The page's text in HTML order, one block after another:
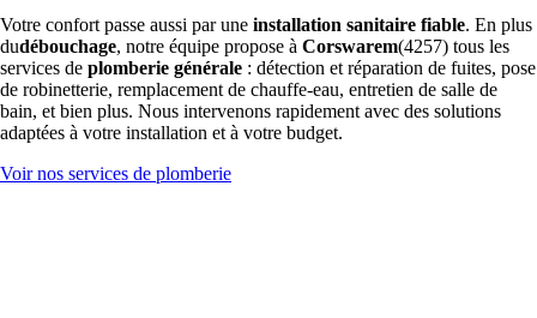
Votre confort passe aussi par une installation sanitaire fiable. En plus
dudébouchage, notre équipe propose à Corswarem(4257) tous les
services de plomberie générale : détection et réparation de fuites, pose
de robinetterie, remplacement de chauffe-eau, entretien de salle de
bain, et bien plus. Nous intervenons rapidement avec des solutions
adaptées à votre installation et à votre budget.
Voir nos services de plomberie